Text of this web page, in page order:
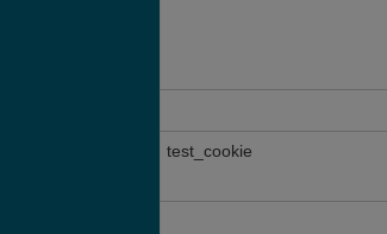
test_cookie